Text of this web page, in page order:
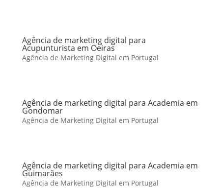
Agência de marketing digital para
Acupunturista em Oeiras
Agência de Marketing Digital em Portugal
Agência de marketing digital para Academia em
Gondomar
Agência de Marketing Digital em Portugal
Agência de marketing digital para Academia em
Guimarães
Agência de Marketing Digital em Portugal